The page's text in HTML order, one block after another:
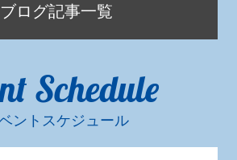
ブログ記事一覧
Schedule
ントスケジュール